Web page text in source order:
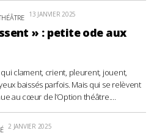
13 JANVIER 2025
» : petite ode aux
clament, crient, pleurent, jouent,
baissés parfois. Mais qui se relèvent
au cœur de l’Option théâtre....
2 JANVIER 2025